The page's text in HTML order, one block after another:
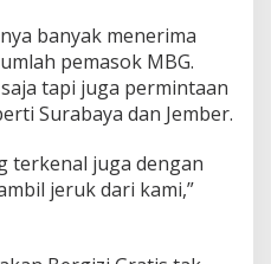
banyak menerima
pemasok MBG.
tapi juga permintaan
Surabaya dan Jember.
terkenal juga dengan
jeruk dari kami,”